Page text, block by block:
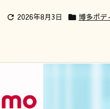
 2026年8月3日  博多ボデ